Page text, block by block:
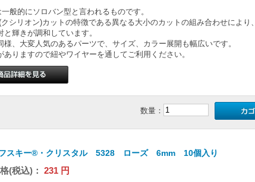
般的にソロバン型と言われるものです。
シリオン)カットの特徴である異なる大小のカットの組み合わせにより、
と輝きが調和しています。
様、大変人気のあるパーツで、サイズ、カラー展開も幅広いです。
ありますので紐やワイヤーを通してご利用ください。
数量：
フスキー®・クリスタル 5328 ローズ 6mm 10個入り
(税込)： 231円